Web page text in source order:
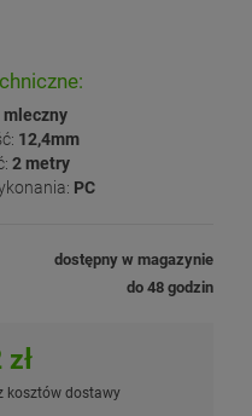
mleczny
12,4mm
2 metry
PC
dostępny w magazynie
do 48 godzin
kosztów dostawy